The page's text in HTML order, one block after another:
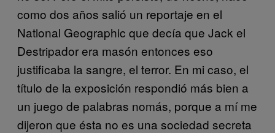
como dos años salió un reportaje en el
National Geographic que decía que Jack el
Destripador era masón entonces eso
justificaba la sangre, el terror. En mi caso, el
título de la exposición respondió más bien a
un juego de palabras nomás, porque a mí me
dijeron que ésta no es una sociedad secreta